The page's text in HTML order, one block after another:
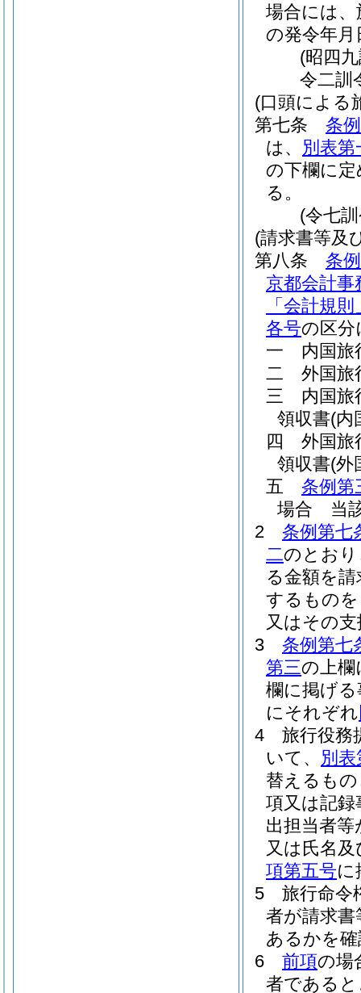
場合には、
の発令年
(昭四
令二訓
(口頭による
第七条
条
は、 別表第
の下欄に
る。
(令七
(請求書等及
第八条
条
京都会計事
「会計規
各号の区分
一
内国
二
外国
三
内国
領収書(内
四
外国旅
領収書(外
五
条例第
場合 当
2
条例第七
二のとお
る金額を
するもの
又はその
3
条例第七
第三の上欄
欄に掲げ
にそれぞれ
4
旅行役務
いて、 別
替えるも
項又は記
出担当者
又は氏名
項第五号に
5
旅行命令
者が請求
あるかを
6
前項の場
者である